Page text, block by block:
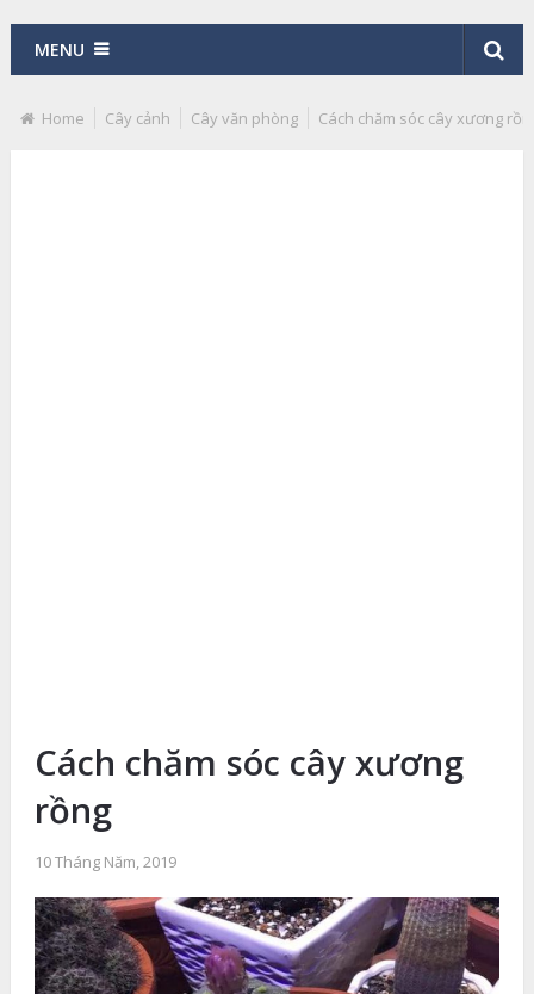
MENU
Home Cây cảnh Cây văn phòng Cách chăm sóc cây xương
Cách chăm sóc cây xương
rồng
10 Tháng Năm, 2019